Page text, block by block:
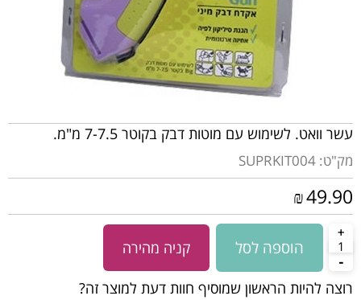
עשר וואט. לשימוש עם מוטות דבק בקוטר 7-7.5 מ"מ.
מק"ט: SUPRKIT004
₪49.90
הוספה לסל קניה מהירה
רוצה להיות הראשון שמוסיף חוות דעת למוצר זה?